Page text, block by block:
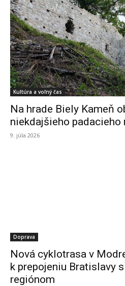
Kultúra a voľný čas
Na hrade Biely Kameň
niekdajšieho padacieho
9. júla 2026
Doprava
Nová cyklotrasa v
k prepojeniu Bratislavy
regiónom